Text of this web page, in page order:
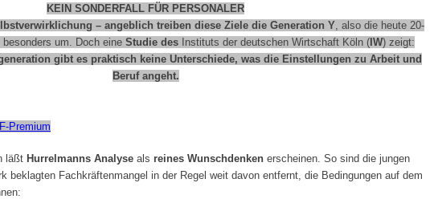
KEIN SONDERFALL FÜR PERSONALER
– angeblich treiben diese Ziele die Generation Y, also die heute 20-
um. Doch eine Studie des Instituts der deutschen Wirtschaft Köln (IW) zeigt:
gibt es praktisch keine Unterschiede, was die Einstellungen zu Arbeit und
Beruf angeht.
Premium
läßt Hurrelmanns Analyse als reines Wunschdenken erscheinen. So sind die jungen
beklagten Fachkräftenmangel in der Regel weit davon entfernt, die Bedingungen auf dem